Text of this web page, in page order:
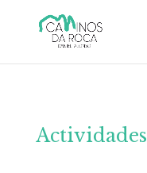
Actividades